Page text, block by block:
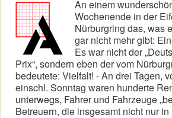
An einem
Wochenende in der
Nürburgring das, was
gar nicht mehr gibt:
Es war nicht der
Prix“, sondern eben der vom
bedeutete: Vielfalt! - An drei Tagen,
einschl. Sonntag waren hunderte
unterwegs, Fahrer und Fahrzeuge
Betreuern, die insgesamt nicht nur